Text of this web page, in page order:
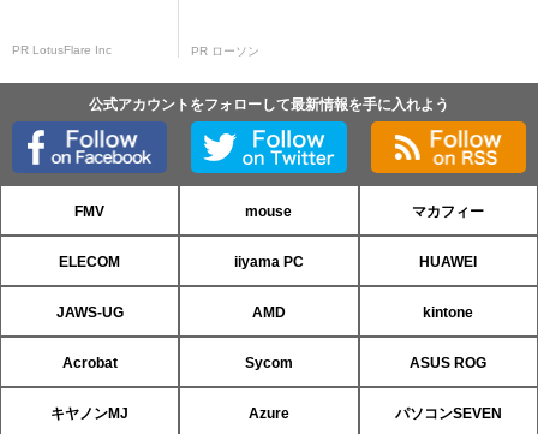
PR LotusFlare Inc PR ローソン
公式アカウントをフォローして最新情報を手に入れよう
FMV mouse マカフィー
ELECOM iiyama PC HUAWEI
JAWS-UG AMD kintone
Acrobat Sycom ASUS ROG
キヤノンMJ Azure パソコンSEVEN